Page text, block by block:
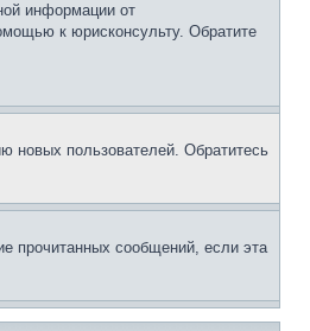
информации от
к юрисконсульту. Обратите
новых пользователей. Обратитесь
прочитанных сообщений, если эта